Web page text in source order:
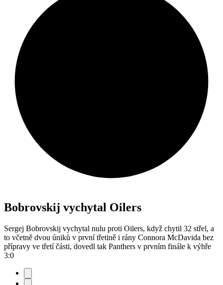
Bobrovskij vychytal Oilers
Sergej Bobrovskij vychytal nulu proti Oilers, když chytil 32 střel, a
to včetně dvou úniků v první třetině i rány Connora McDavida bez
přípravy ve třetí části, dovedl tak Panthers v prvním finále k výhře
3:0